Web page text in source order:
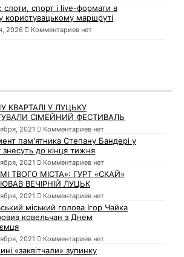
слоти, спорт і live-формати в
користувацькому маршруті
2026 Комментариев нет
КВАРТАЛІ У ЛУЦЬКУ
СІМЕЙНИЙ ФЕСТИВАЛЬ
2021 Комментариев нет
пам'ятника Степану Бандері у
знесуть до кінця тижня
2021 Комментариев нет
ТВОГО МІСТА»: ГУРТ «СКАЙ»
ВЕЧІРНІЙ ЛУЦЬК
2021 Комментариев нет
міський голова Ігор Чайка
ковельчан з Днем
2021 Комментариев нет
«заквітчали» зупинку